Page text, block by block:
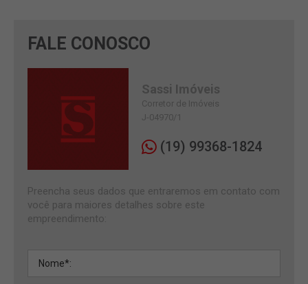
FALE CONOSCO
Sassi Imóveis
Corretor de Imóveis
J-04970/1
(19) 99368-1824
Preencha seus dados que entraremos em contato com
você para maiores detalhes sobre este
empreendimento: